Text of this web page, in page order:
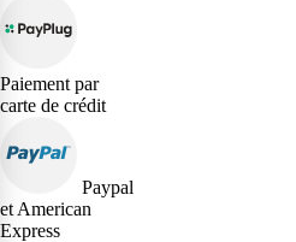
Paiement par
carte de crédit
Paypal
et American
Express